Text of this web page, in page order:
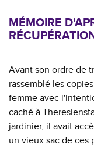
MÉMOIRE
Avant son ordre de
rassemblé les
femme avec
caché à
jardinier, il avait
un vieux sac de ces